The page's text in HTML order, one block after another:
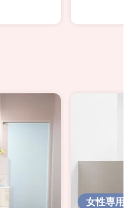
女性専用